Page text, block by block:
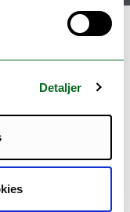
Detaljer
of
now